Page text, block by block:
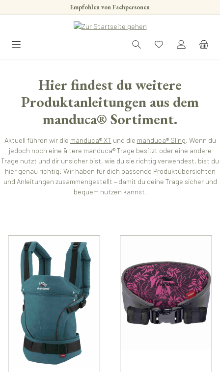
Zum Hauptinhalt springenEmpfohlen von Fachpersonen
Hier findest du weitere
Produktanleitungen aus dem
manduca® Sortiment.
Aktuell führen wir die manduca® XT und die manduca® Sling . Wenn du
jedoch noch eine ältere manduca® Trage besitzt oder eine andere
Trage nutzt und dir unsicher bist, wie du sie richtig verwendest, bist du
hier genau richtig: Wir haben für dich passende Produktübersichten
und Anleitungen zusammengestellt – damit du deine Trage sicher und
bequem nutzen kannst.